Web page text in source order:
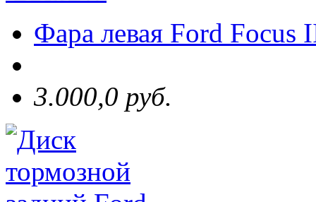
Фара левая Ford Focus
3.000,0 руб.